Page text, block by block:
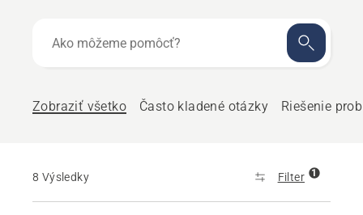
môžeme
Zobraziť všetko Často kladené otázky Riešenie
8 Výsledky Filter 1